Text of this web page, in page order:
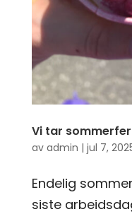
Vi tar
av admin | jul 7,
Endelig
siste